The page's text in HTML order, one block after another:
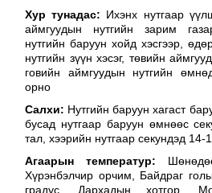
Хур тунадас: Ихэнх нутгаар
аймгуудын нутгийн зарим
нутгийн баруун хойд хэсгээр,
нутгийн зүүн хэсэг, төвийн
говийн аймгуудын нутгийн
орно
Салхи: Нутгийн баруун хагаст
бусад нутгаар баруун өмнөөс
тал, хээрийн нутгаар секундэд 14-
Агаарын температур:
Хүрэнбэлчир орчим, Байдраг
градус, Дархадын хотгор,